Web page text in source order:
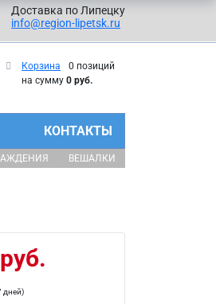
Доставка по Липецку
info@region-lipetsk.ru
Корзина
0 позиций
на сумму 0 руб.
КОНТАКТЫ
ВЕШАЛКИ
дней)